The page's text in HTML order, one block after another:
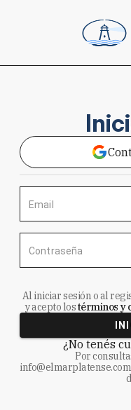
Email
Contraseña
Al iniciar sesión o al
y acepto lostérminos y
¿No tenés
Por
info@elmarplatense.com